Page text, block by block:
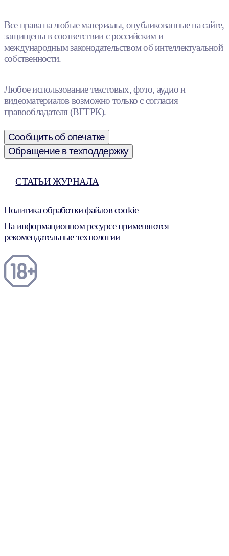
Все права на любые материалы, опубликованные на сайте,
защищены в соответствии с российским и
международным законодательством об интеллектуальной
собственности.
Любое использование текстовых, фото, аудио и
видеоматериалов возможно только с согласия
правообладателя (ВГТРК).
Сообщить об опечатке
Обращение в техподдержку
СТАТЬИ ЖУРНАЛА
Политика обработки файлов cookie
На информационном ресурсе применяются
рекомендательные технологии